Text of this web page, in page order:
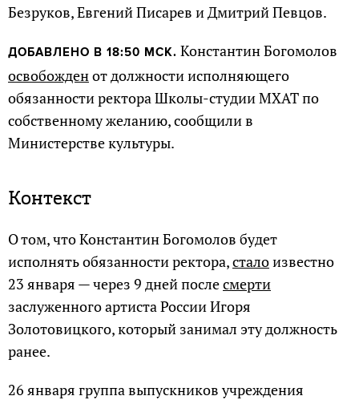
Безруков, Евгений Писарев и Дмитрий Певцов.
ДОБАВЛЕНО В 18:50 МСК. Константин Богомолов
освобожденот должности исполняющего
обязанности ректора Школы-студии МХАТ по
собственному желанию, сообщили в
Министерстве культуры.
Контекст
О том, что Константин Богомолов будет
исполнять обязанности ректора,сталоизвестно
23 января — через 9 дней послесмерти
заслуженного артиста России Игоря
Золотовицкого, который занимал эту должность
ранее.
26 января группа выпускников учреждения